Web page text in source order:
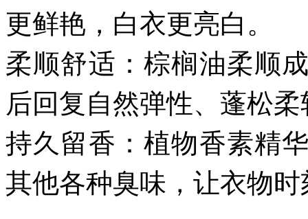
更鲜艳，白衣更亮白。
柔顺舒适：棕榈油柔顺
后回复自然弹性、蓬松柔
持久留香：植物香素精
其他各种臭味，让衣物